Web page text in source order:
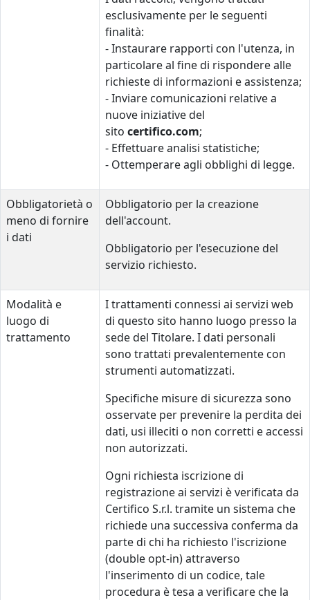
esclusivamente per le seguenti
finalità:
- Instaurare rapporti con l'utenza, in
particolare al fine di rispondere alle
richieste di informazioni e assistenza;
- Inviare comunicazioni relative a
nuove iniziative del
sito certifico.com;
- Effettuare analisi statistiche;
- Ottemperare agli obblighi di legge.
Obbligatorietà o
meno di fornire
i dati
Obbligatorio per la creazione
dell'account.
Obbligatorio per l'esecuzione del
servizio richiesto.
Modalità e
luogo di
trattamento
I trattamenti connessi ai servizi web
di questo sito hanno luogo presso la
sede del Titolare. I dati personali
sono trattati prevalentemente con
strumenti automatizzati.
Specifiche misure di sicurezza sono
osservate per prevenire la perdita dei
dati, usi illeciti o non corretti e accessi
non autorizzati.
Ogni richiesta iscrizione di
registrazione ai servizi è verificata da
Certifico S.r.l. tramite un sistema che
richiede una successiva conferma da
parte di chi ha richiesto l'iscrizione
(double opt-in) attraverso
l'inserimento di un codice, tale
procedura è tesa a verificare che la